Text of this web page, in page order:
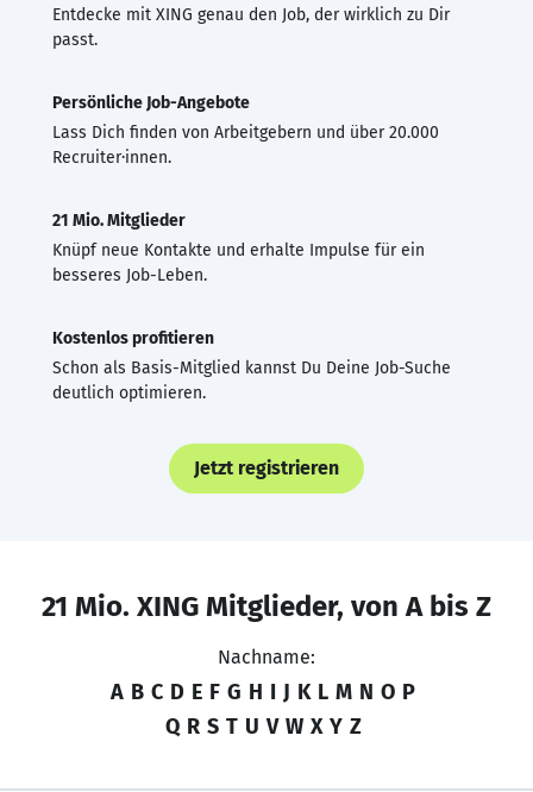
Entdecke mit XING genau den Job, der wirklich zu Dir
passt.
Persönliche Job-Angebote
Lass Dich finden von Arbeitgebern und über 20.000
Recruiter·innen.
21 Mio. Mitglieder
Knüpf neue Kontakte und erhalte Impulse für ein
besseres Job-Leben.
Kostenlos profitieren
Schon als Basis-Mitglied kannst Du Deine Job-Suche
deutlich optimieren.
Jetzt registrieren
21 Mio. XING Mitglieder, von A bis Z
Nachname:
A B C D E F G H I J K L M N O P
Q R S T U V W X Y Z